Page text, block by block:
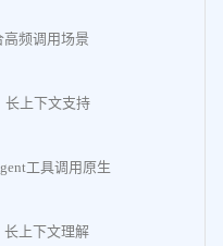
频调用场景
长上下文支持
工具调用原生
长上下文理解